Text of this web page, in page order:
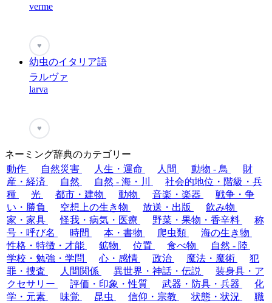
verme
♥
幼虫のイタリア語
ラルヴァ
larva
♥
ネーミング辞典のカテゴリー
動作
自然災害 人生・運命 人間 動物 - 鳥
財
産・経済
自然 自然 - 海・川
社会的地位・階級・兵
種
光 都市・建物 動物 音楽・楽器
戦争・争
い・勝負
空想上の生き物 放送・出版
飲み物
家・家具
怪我・病気・医療 野菜・果物・香辛料
称
号・呼び名
時間 本・書物 爬虫類
海の生き物
性格・特徴・才能
鉱物 位置 食べ物
自然 - 陸
学校・勉強・学問
心・感情 政治 魔法・魔術
犯
罪・捜査
人間関係 異世界・神話・伝説
装身具・ア
クセサリー
評価・印象・性質 武器・防具・兵器
化
学・元素
味覚 昆虫 信仰・宗教 状態・状況
職